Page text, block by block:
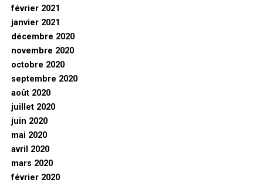
février 2021
janvier 2021
décembre 2020
novembre 2020
octobre 2020
septembre 2020
août 2020
juillet 2020
juin 2020
mai 2020
avril 2020
mars 2020
février 2020